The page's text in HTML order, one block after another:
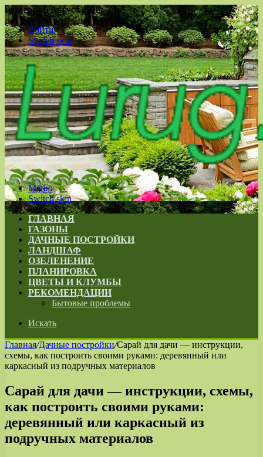
Четверг , 6 Август 2026
Войти
Switch skin
Меню
Switch skin
ГЛАВНАЯ
ГАЗОНЫ
ДАЧНЫЕ ПОСТРОЙКИ
ЛАНДШАФ
ОЗЕЛЕНЕНИЕ
ПЛАНИРОВКА
ЦВЕТЫ И КЛУМБЫ
РЕКОМЕНДАЦИИ
Бытовые проблемы
Искать
Главная/Дачные постройки/Сарай для дачи — инструкции,
схемы, как построить своими руками: деревянный или
каркасный из подручных материалов
Сарай для дачи — инструкции, схемы,
как построить своими руками:
деревянный или каркасный из
подручных материалов